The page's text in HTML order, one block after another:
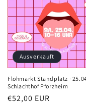
Ausverkauft
Flohmarkt Standplatz ·
Schlachthof Pforzheim
Normaler
€52,00 EUR